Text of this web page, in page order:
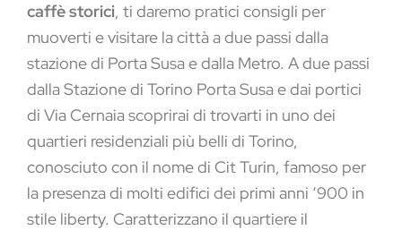
caffè storici, ti daremo pratici consigli per
muoverti e visitare la città a due passi dalla
stazione di Porta Susa e dalla Metro. A due passi
dalla Stazione di Torino Porta Susa e dai portici
di Via Cernaia scoprirai di trovarti in uno dei
quartieri residenziali più belli di Torino,
conosciuto con il nome di Cit Turin, famoso per
la presenza di molti edifici dei primi anni ‘900 in
stile liberty. Caratterizzano il quartiere il